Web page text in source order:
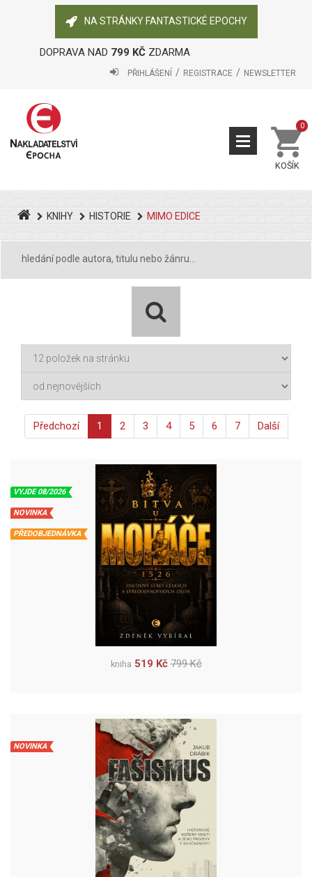
NA STRÁNKY FANTASTICKÉ EPOCHY
DOPRAVA NAD 799 KČZDARMA
PŘIHLÁŠENÍ REGISTRACE NEWSLETTER
KOŠÍK
0
KNIHY HISTORIE MIMO EDICE
Předchozí 1 2 3 4 5 6 7 Další
VYJDE 08/2026
NOVINKA
PŘEDOBJEDNÁVKA
kniha 519 Kč 799 Kč
NOVINKA